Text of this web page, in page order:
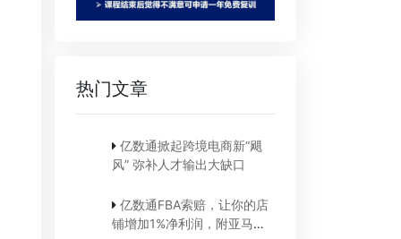
热门文章
亿数通掀起跨境电商新“飓
风” 弥补人才输出大缺口
亿数通FBA索赔，让你的店
铺增加1%净利润，附亚马逊